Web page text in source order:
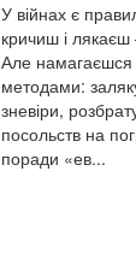
У війнах є
кричиш і
Але намагаєшся
методами:
зневіри,
посольств на
поради «ев...